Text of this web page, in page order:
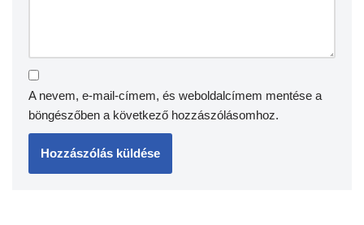
A nevem, e-mail-címem, és weboldalcímem mentése a
böngészőben a következő hozzászólásomhoz.